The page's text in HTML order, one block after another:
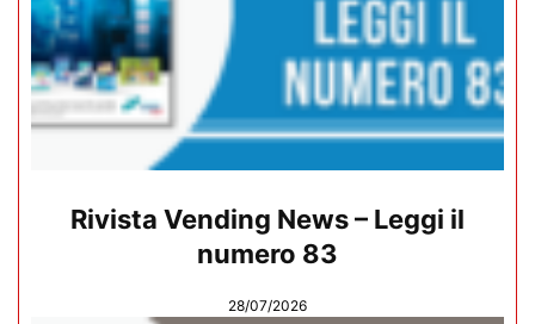
Rivista Vending News – Leggi il
numero 83
28/07/2026